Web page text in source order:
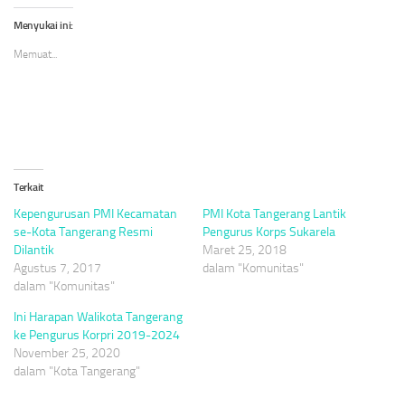
Twitter(Membuka
di
jendela
baru)
Menyukai ini:
Memuat...
Terkait
Kepengurusan PMI Kecamatan
se-Kota Tangerang Resmi
Dilantik
Agustus 7, 2017
dalam "Komunitas"
PMI Kota Tangerang Lantik
Pengurus Korps Sukarela
Maret 25, 2018
dalam "Komunitas"
Ini Harapan Walikota Tangerang
ke Pengurus Korpri 2019-2024
November 25, 2020
dalam "Kota Tangerang"